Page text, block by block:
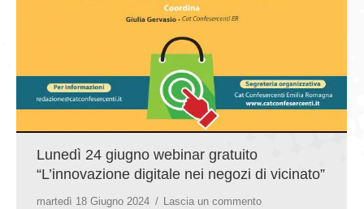
Lunedì 24 giugno webinar gratuito
“L’innovazione digitale nei negozi di vicinato”
martedì 18 Giugno 2024
Lascia un commento